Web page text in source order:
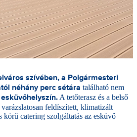
szívében, a Polgármesteri
néhány perc sétára található nem
A tetőterasz és a belső
feldíszített, klimatizált
körű catering szolgáltatás az esküvő